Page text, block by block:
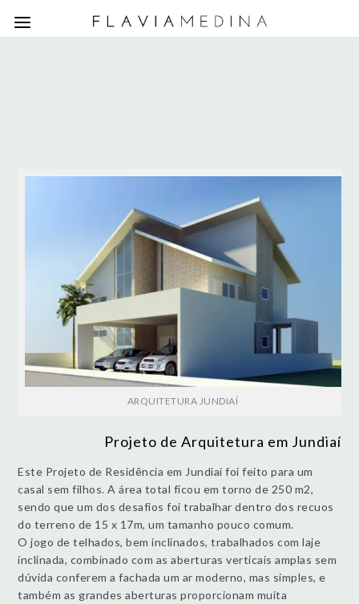
ARQUITETURA JUNDIAÍ
Projeto de Arquitetura em Jundiaí
Este Projeto de Residência em Jundiaí foi feito para um
casal sem filhos. A área total ficou em torno de 250 m2,
sendo que um dos desafios foi trabalhar dentro dos recuos
do terreno de 15 x 17m, um tamanho pouco comum.
O jogo de telhados, bem inclinados, trabalhados com laje
inclinada, combinado com as aberturas verticais amplas sem
dúvida conferem a fachada um ar moderno, mas simples, e
também as grandes aberturas proporcionam muita